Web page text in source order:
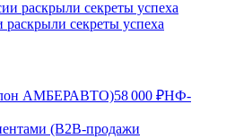
секреты успеха
АМБЕРАВТО)58 000 ₽НФ-
(B2B-продажи